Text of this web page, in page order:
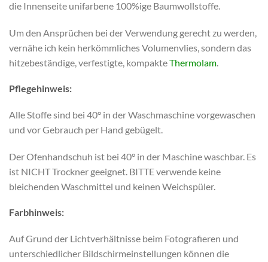
die Innenseite unifarbene 100%ige Baumwollstoffe.
Um den Ansprüchen bei der Verwendung gerecht zu werden,
vernähe ich kein herkömmliches Volumenvlies, sondern das
hitzebeständige, verfestigte, kompakteThermolam.
Pflegehinweis:
Alle Stoffe sind bei 40° in der Waschmaschine vorgewaschen
und vor Gebrauch per Hand gebügelt.
Der Ofenhandschuh ist bei 40° in der Maschine waschbar. Es
ist NICHT Trockner geeignet. BITTE verwende keine
bleichenden Waschmittel und keinen Weichspüler.
Farbhinweis:
Auf Grund der Lichtverhältnisse beim Fotografieren und
unterschiedlicher Bildschirmeinstellungen können die